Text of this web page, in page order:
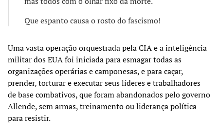
Que espanto causa o rosto do fascismo!
Uma vasta operação orquestrada pela CIA e a inteligência
militar dos EUA foi iniciada para esmagar todas as
organizações operárias e camponesas, e para caçar,
prender, torturar e executar seus líderes e trabalhadores
de base combativos, que foram abandonados pelo governo
Allende, sem armas, treinamento ou liderança política
para resistir.